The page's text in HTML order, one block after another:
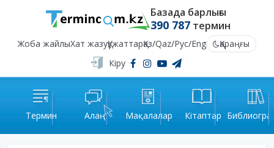
Базада барлығы
390 787термин
Жоба жайлыХат жазуҚұжаттарҚаз/Qaz/Рус/Eng
Қараңғы
Кіру
Термин Алаң Мақалалар Кітаптар